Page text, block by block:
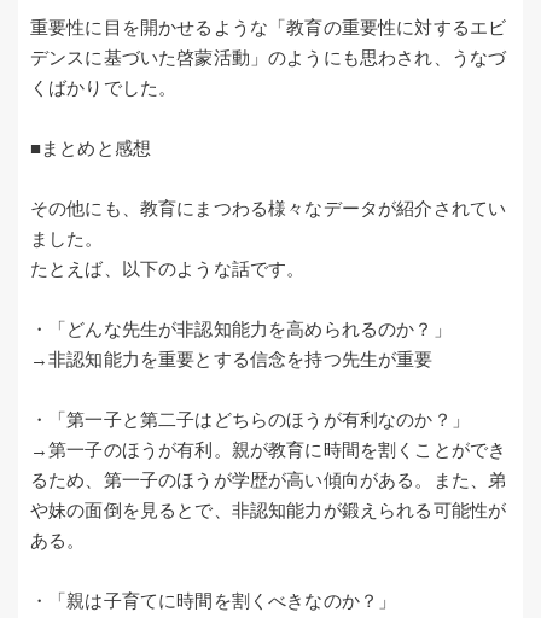
重要性に目を開かせるような「教育の重要性に対するエビ
デンスに基づいた啓蒙活動」のようにも思わされ、うなづ
くばかりでした。
■まとめと感想
その他にも、教育にまつわる様々なデータが紹介されてい
ました。
たとえば、以下のような話です。
・「どんな先生が非認知能力を高められるのか？」
→非認知能力を重要とする信念を持つ先生が重要
・「第一子と第二子はどちらのほうが有利なのか？」
→第一子のほうが有利。親が教育に時間を割くことができ
るため、第一子のほうが学歴が高い傾向がある。また、弟
や妹の面倒を見るとで、非認知能力が鍛えられる可能性が
ある。
・「親は子育てに時間を割くべきなのか？」